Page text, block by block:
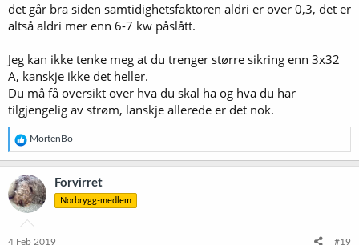
det går bra siden samtidighetsfaktoren aldri er over 0,3, det er
altså aldri mer enn 6-7 kw påslått.
Jeg kan ikke tenke meg at du trenger større sikring enn 3x32
A, kanskje ikke det heller.
Du må få oversikt over hva du skal ha og hva du har
tilgjengelig av strøm, lanskje allerede er det nok.
R
e
a
k
s
j
o
e
MortenBo
Forvirret
Norbrygg-medlem
4 Feb 2019 #19